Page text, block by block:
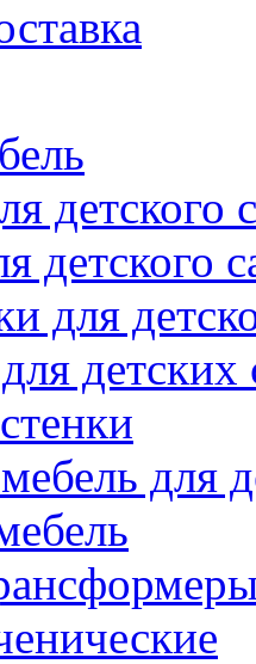
детского
детского
для
детских
для